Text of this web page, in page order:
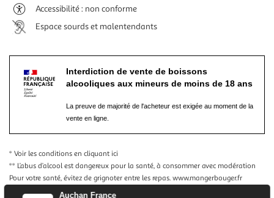
Auchan France
Accessibilité : non conforme
Espace sourds et malentendants
Interdiction de vente de boissons
alcooliques aux mineurs de moins de 18 ans
La preuve de majorité de l'acheteur est exigée au moment de la
vente en ligne.
* Voir les conditions en cliquant ici
** L’abus d’alcool est dangereux pour la santé, à consommer avec modération
Pour votre santé, évitez de grignoter entre les repas. www.mangerbouger.fr